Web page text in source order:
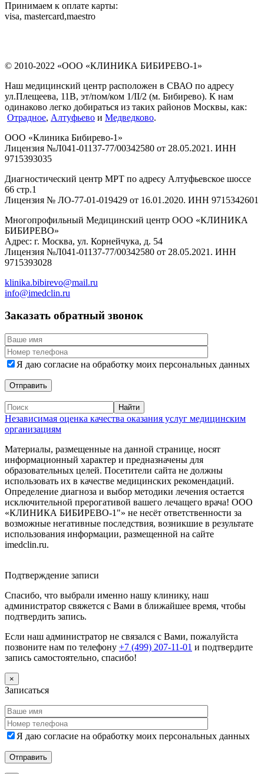
Принимаем к оплате карты:
visa, mastercard,maestro
© 2010-2022 «ООО «КЛИНИКА БИБИРЕВО-1»
Наш медицинский центр расположен в СВАО по адресу
ул.Плещеева, 11В, эт/пом/ком 1/II/2 (м. Бибирево). К нам
одинаково легко добираться из таких районов Москвы, как:
Отрадное, Алтуфьево и Медведково.
ООО «Клиника Бибирево-1»
Лицензия №Л041-01137-77/00342580 от 28.05.2021. ИНН
9715393035
Диагностический центр МРТ по адресу Алтуфьевское шоссе
66 стр.1
Лицензия № ЛО-77-01-019429 от 16.01.2020. ИНН 9715342601
Многопрофильный Медицинский центр ООО «КЛИНИКА
БИБИРЕВО»
Адрес: г. Москва, ул. Корнейчука, д. 54
Лицензия №Л041-01137-77/00342580 от 28.05.2021. ИНН
9715393028
klinika.bibirevo@mail.ru
info@imedclin.ru
Заказать обратный звонок
Я даю согласие на обработку моих персональных данных
Независимая оценка качества оказания услуг медицинским
организациям
Материалы, размещенные на данной странице, носят
информационный характер и предназначены для
образовательных целей. Посетители сайта не должны
использовать их в качестве медицинских рекомендаций.
Определение диагноза и выбор методики лечения остается
исключительной прерогативой вашего лечащего врача! ООО
«КЛИНИКА БИБИРЕВО-1"» не несёт ответственности за
возможные негативные последствия, возникшие в результате
использования информации, размещенной на сайте
imedclin.ru.
Подтверждение записи
Спасибо, что выбрали именно нашу клинику, наш
администратор свяжется с Вами в ближайшее время, чтобы
подтвердить запись.
Если наш администратор не связался с Вами, пожалуйста
позвоните нам по телефону +7 (499) 207-11-01 и подтвердите
запись самостоятельно, спасибо!
×
Записаться
Я даю согласие на обработку моих персональных данных